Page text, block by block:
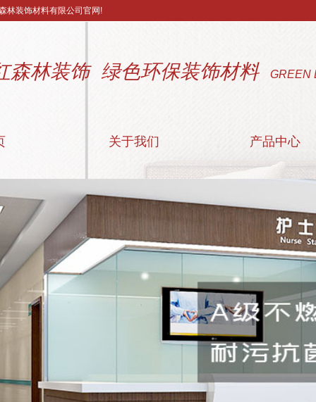
林装饰材料有限公司官网!
森林装饰 绿色环保装饰材料 GREEN
关于我们
联系我们
产品中心
医疗洁净板
配套颜色